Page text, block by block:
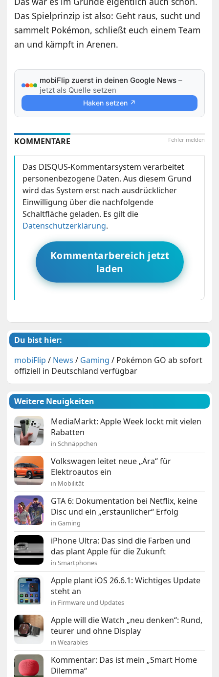
Das Spielprinzip ist also: Geht raus, sucht und
sammelt Pokémon, schließt euch einem Team
an und kämpft in Arenen.
mobiFlip zuerst in deinen Google News –
jetzt als Quelle setzen
Haken setzen ↗
Fehler melden
KOMMENTARE
Das DISQUS-Kommentarsystem verarbeitet
personenbezogene Daten. Aus diesem Grund
wird das System erst nach ausdrücklicher
Einwilligung über die nachfolgende
Schaltfläche geladen. Es gilt die
Datenschutzerklärung.
Kommentarbereich jetzt
laden
Du bist hier:
mobiFlip / News / Gaming / Pokémon GO ab sofort
offiziell in Deutschland verfügbar
Weitere Neuigkeiten
MediaMarkt: Apple Week lockt mit vielen
Rabatten
in Schnäppchen
Volkswagen leitet neue „Ära“ für
Elektroautos ein
in Mobilität
GTA 6: Dokumentation bei Netflix, keine
Disc und ein „erstaunlicher“ Erfolg
in Gaming
iPhone Ultra: Das sind die Farben und
das plant Apple für die Zukunft
in Smartphones
Apple plant iOS 26.6.1: Wichtiges Update
steht an
in Firmware und Updates
Apple will die Watch „neu denken“: Rund,
teurer und ohne Display
in Wearables
Kommentar: Das ist mein „Smart Home
Dilemma“